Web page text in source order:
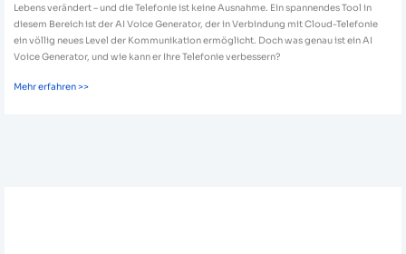
Lebens verändert – und die Telefonie ist keine Ausnahme. Ein spannendes Tool in
diesem Bereich ist der AI Voice Generator, der in Verbindung mit Cloud-Telefonie
ein völlig neues Level der Kommunikation ermöglicht. Doch was genau ist ein AI
Voice Generator, und wie kann er Ihre Telefonie verbessern?
Mehr erfahren >>